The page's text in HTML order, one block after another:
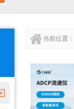
当前位置：